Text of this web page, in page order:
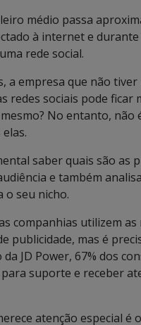
médio passa
à internet e durante
rede social.
a empresa que não tiver
redes sociais pode ficar
No entanto, não
saber quais são as
e também
o seu nicho.
companhias utilizem as
publicidade, mas é
JD Power, 67% dos
para suporte e receber
atenção especial é